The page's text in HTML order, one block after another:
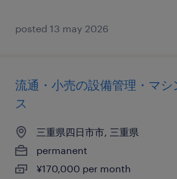
posted 13 may 2026
流通・小売の設備管理・マシ
ス
三重県四日市市, 三重県
permanent
¥170,000 per month